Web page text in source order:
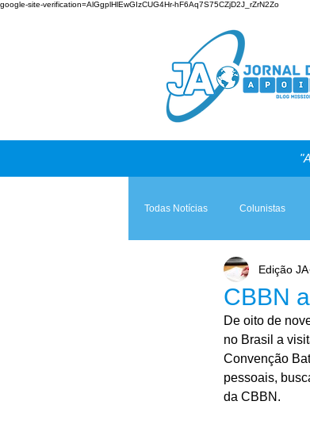
google-site-verification=AlGgplHlEwGIzCUG4Hr-hF6Aq7S75CZjD2J_rZrN2Zo
Todas Notícias Colunistas
Teologia & Prática A
CBBN
Edição JA
De oito de
no Brasil a
Convenção
pessoais,
da CBBN.